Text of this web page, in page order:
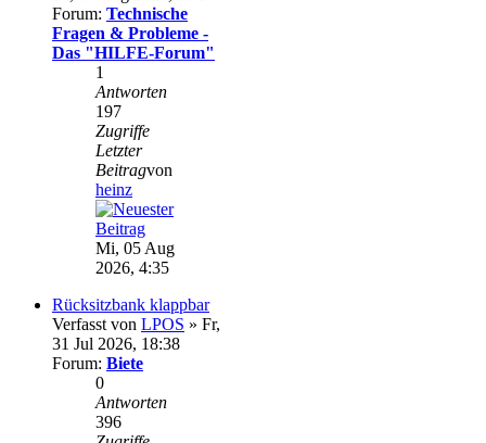
Forum: Technische
Fragen & Probleme -
Das "HILFE-Forum"
1
Antworten
197
Zugriffe
Letzter
Beitragvon
heinz
Mi, 05 Aug
2026, 4:35
Rücksitzbank klappbar
Verfasst von LPOS » Fr,
31 Jul 2026, 18:38
Forum: Biete
0
Antworten
396